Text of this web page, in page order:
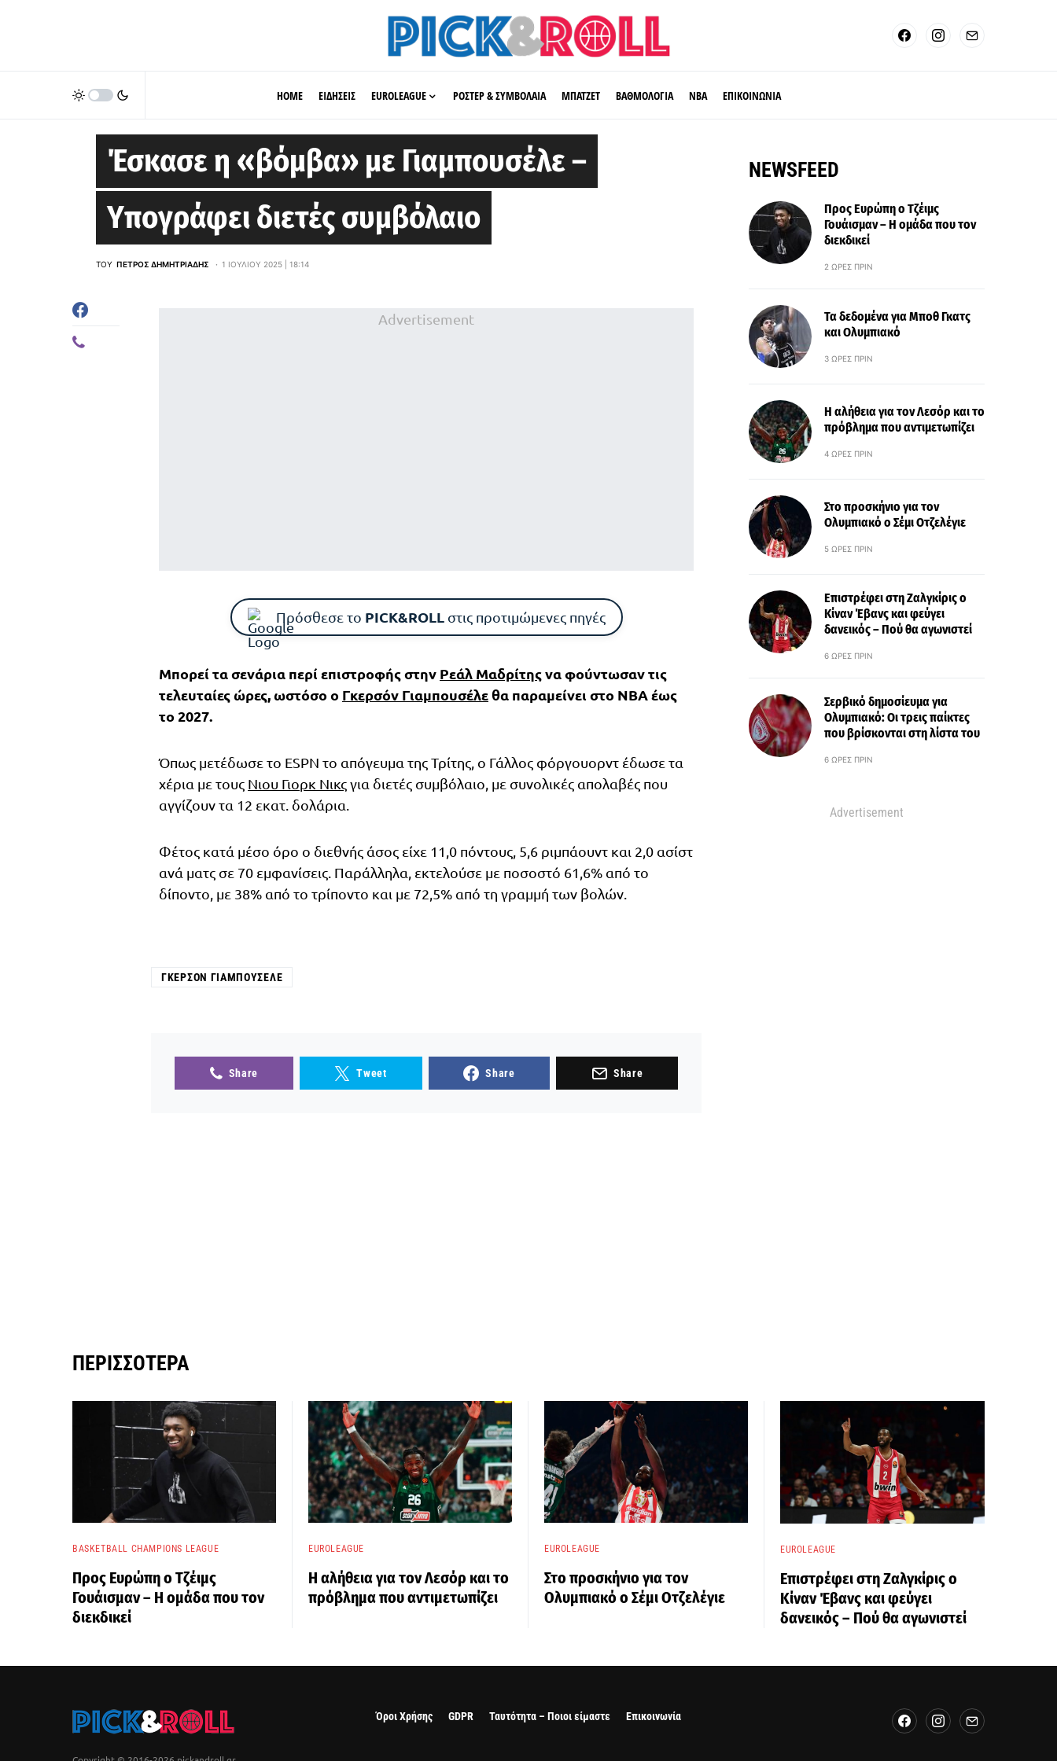
HOME ΕΙΔΗΣΕΙΣ EUROLEAGUE ΡΟΣΤΕΡ & ΣΥΜΒΟΛΑΙΑ ΜΠΑΤΖΕΤ ΒΑΘΜΟΛΟΓΙΑ ΝΒΑ ΕΠΙΚΟΙΝΩΝΙΑ
Έσκασε η «βόμβα» με Γιαμπουσέλε –
Υπογράφει διετές συμβόλαιο
ΤΟΥ ΠΈΤΡΟΣ ΔΗΜΗΤΡΙΆΔΗΣ 1 ΙΟΥΛΊΟΥ 2025 | 18:14
Advertisement
Πρόσθεσε το PICK&ROLLστις προτιμώμενες πηγές
Μπορεί τα σενάρια περί επιστροφής στην Ρεάλ Μαδρίτηςνα φούντωσαν τις
τελευταίες ώρες, ωστόσο ο Γκερσόν Γιαμπουσέλεθα παραμείνει στο ΝΒΑ έως
το 2027.
Όπως μετέδωσε το ESPN το απόγευμα της Τρίτης, ο Γάλλος φόργουορντ έδωσε τα
χέρια με τους Νιου Γιορκ Νικςγια διετές συμβόλαιο, με συνολικές απολαβές που
αγγίζουν τα 12 εκατ. δολάρια.
Φέτος κατά μέσο όρο ο διεθνής άσος είχε 11,0 πόντους, 5,6 ριμπάουντ και 2,0 ασίστ
ανά ματς σε 70 εμφανίσεις. Παράλληλα, εκτελούσε με ποσοστό 61,6% από το
δίποντο, με 38% από το τρίποντο και με 72,5% από τη γραμμή των βολών.
ΓΚΕΡΣΌΝ ΓΙΑΜΠΟΥΣΈΛΕ
Share Tweet Share Share
NEWSFEED
Προς Ευρώπη ο Τζέιμς
Γουάισμαν – Η ομάδα που τον
διεκδικεί
2 ΏΡΕΣ ΠΡΙΝ
Τα δεδομένα για Μποθ Γκατς
και Ολυμπιακό
3 ΏΡΕΣ ΠΡΙΝ
Η αλήθεια για τον Λεσόρ και το
πρόβλημα που αντιμετωπίζει
4 ΏΡΕΣ ΠΡΙΝ
Στο προσκήνιο για τον
Ολυμπιακό ο Σέμι Οτζελέγιε
5 ΏΡΕΣ ΠΡΙΝ
Επιστρέφει στη Ζαλγκίρις ο
Κίναν Έβανς και φεύγει
δανεικός – Πού θα αγωνιστεί
6 ΏΡΕΣ ΠΡΙΝ
Σερβικό δημοσίευμα για
Ολυμπιακό: Οι τρεις παίκτες
που βρίσκονται στη λίστα του
6 ΏΡΕΣ ΠΡΙΝ
Advertisement
ΠΕΡΙΣΣΌΤΕΡΑ
BASKETBALL CHAMPIONS LEAGUE
Προς Ευρώπη ο Τζέιμς
Γουάισμαν – Η ομάδα που τον
διεκδικεί
EUROLEAGUE
Η αλήθεια για τον Λεσόρ και το
πρόβλημα που αντιμετωπίζει
EUROLEAGUE
Στο προσκήνιο για τον
Ολυμπιακό ο Σέμι Οτζελέγιε
EUROLEAGUE
Επιστρέφει στη Ζαλγκίρις ο
Κίναν Έβανς και φεύγει
δανεικός – Πού θα αγωνιστεί
Όροι Χρήσης GDPR Ταυτότητα – Ποιοι είμαστε Επικοινωνία